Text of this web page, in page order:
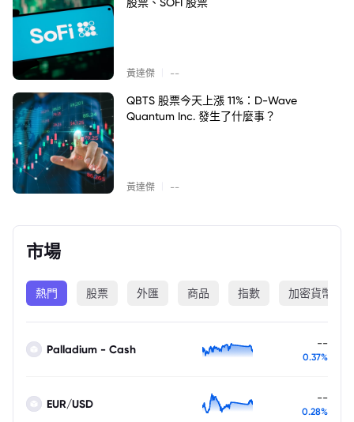
黃達傑 --
QBTS 股票今天上漲 11%：D-Wave
Quantum Inc. 發生了什麼事？
黃達傑 --
市場
熱門 股票 外匯 商品 指數 加密貨幣
Palladium - Cash --
0.37%
EUR/USD --
0.28%